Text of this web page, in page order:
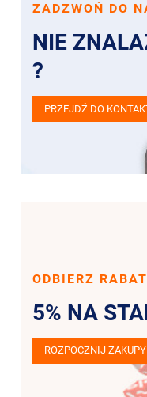
ZADZWOŃ DO
NIE
?
PRZEJDŹ DO
ODBIERZ RABAT
5% NA
ROZPOCZNIJ ZAKUPY